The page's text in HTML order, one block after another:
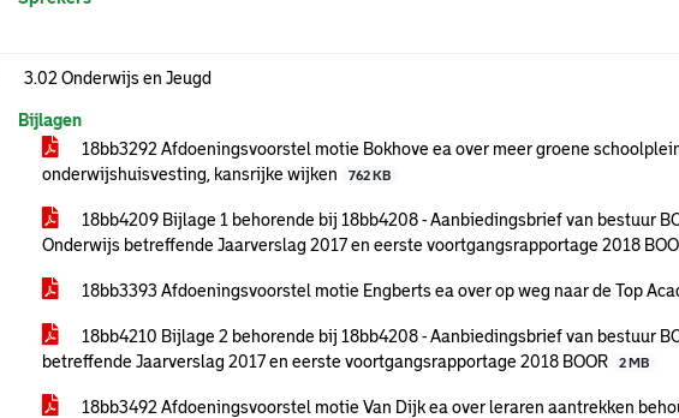
3.02 Onderwijs en Jeugd
Bijlagen
18bb3292 Afdoeningsvoorstel motie Bokhove ea over meer groene
onderwijshuisvesting, kansrijke wijken
762 KB
18bb4209 Bijlage 1 behorende bij 18bb4208 - Aanbiedingsbrief van bestuur
Onderwijs betreffende Jaarverslag 2017 en eerste voortgangsrapportage 2018
18bb3393 Afdoeningsvoorstel motie Engberts ea over op weg naar de Top
18bb4210 Bijlage 2 behorende bij 18bb4208 - Aanbiedingsbrief van bestuur
betreffende Jaarverslag 2017 en eerste voortgangsrapportage 2018 BOOR
2 MB
18bb3492 Afdoeningsvoorstel motie Van Dijk ea over leraren aantrekken